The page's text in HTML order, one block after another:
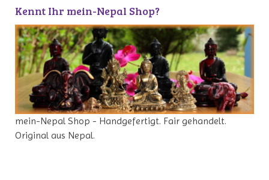
Kennt Ihr mein-Nepal Shop?
mein-Nepal Shop - Handgefertigt. Fair gehandelt.
Original aus Nepal.